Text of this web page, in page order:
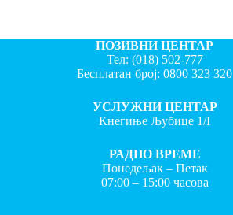
ПОЗИВНИ ЦЕНТАР
Тел: (018) 502-777
Бесплатан број:0800 323 320
УСЛУЖНИ ЦЕНТАР
Кнегиње Љубице 1/I
РАДНО ВРЕМЕ
Понедељак – Петак
07:00 – 15:00 часова